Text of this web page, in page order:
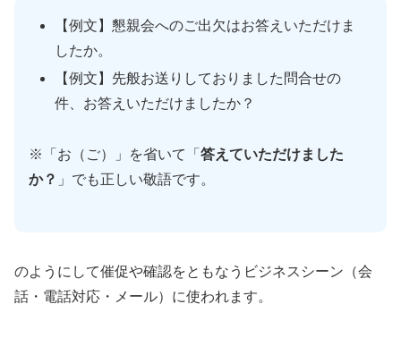
【例文】懇親会へのご出欠はお答えいただけま
したか。
【例文】先般お送りしておりました問合せの
件、お答えいただけましたか？
※「お（ご）」を省いて「 答えていただけました
か？ 」でも正しい敬語です。
のようにして催促や確認をともなうビジネスシーン（会
話・電話対応・メール）に使われます。